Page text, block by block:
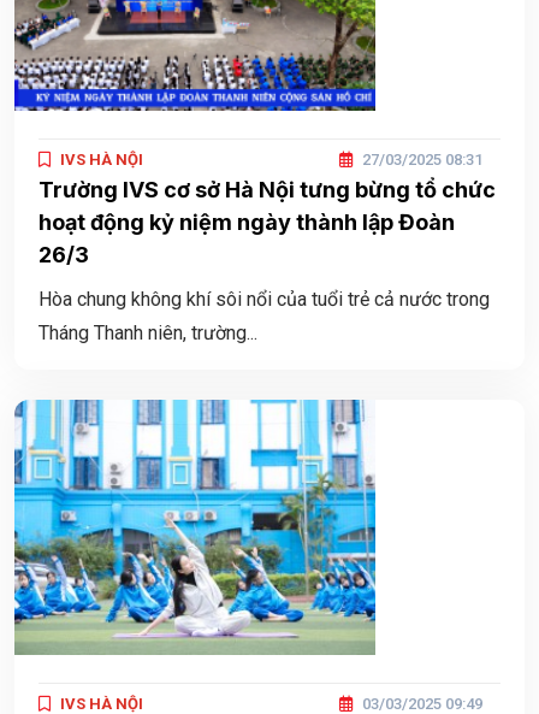
IVS HÀ NỘI 27/03/2025 08:31
Trường IVS cơ sở Hà Nội tưng bừng tổ chức
hoạt động kỷ niệm ngày thành lập Đoàn
26/3
Hòa chung không khí sôi nổi của tuổi trẻ cả nước trong
Tháng Thanh niên, trường...
IVS HÀ NỘI 03/03/2025 09:49